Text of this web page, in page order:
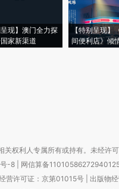
呈现】澳门全力探
家新渠道
【特别呈现】
间便利店》倾
权利人专属所有或持有。未经许
-8 网信算备
营许可证：京第01015号| 出版物